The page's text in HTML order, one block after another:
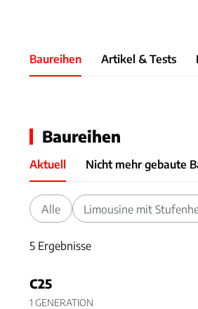
Baureihen Artikel & Tests
Baureihen
Aktuell Nicht mehr gebaute
Alle Limousine mit
5 Ergebnisse
C25
1 GENERATION